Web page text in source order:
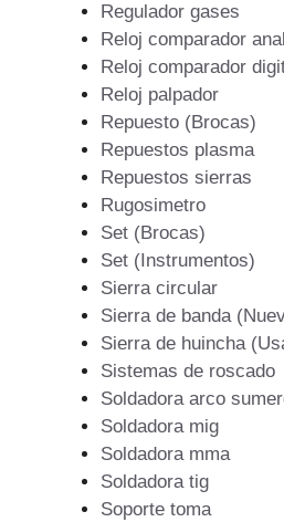
Regulador gases
Reloj comparador
Reloj comparador
Reloj palpador
Repuesto (Brocas)
Repuestos plasma
Repuestos sierras
Rugosimetro
Set (Brocas)
Set (Instrumentos)
Sierra circular
Sierra de banda
Sierra de huincha
Sistemas de roscado
Soldadora arco
Soldadora mig
Soldadora mma
Soldadora tig
Soporte toma